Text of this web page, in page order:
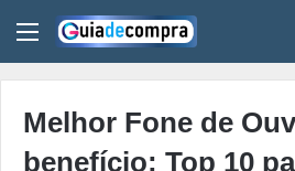
Menu
Melhor Fone de
benefício: Top 10